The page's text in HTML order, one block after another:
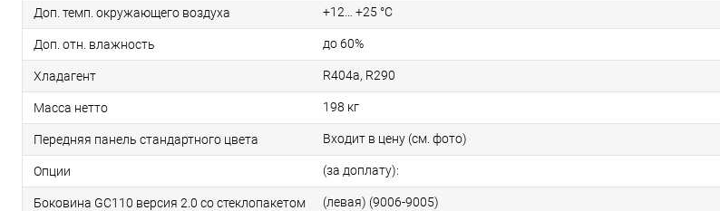
Доп. темп. окружающего воздуха +12… +25 °С
Доп. отн. влажность до 60%
Хладагент R404a, R290
Масса нетто 198 кг
Передняя панель стандартного цвета Входит в цену (см. фото)
Опции (за доплату):
Боковина GС110 версия 2.0 со стеклопакетом (левая) (9006-9005)